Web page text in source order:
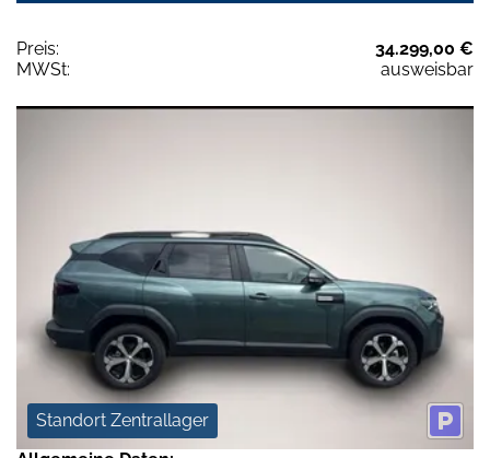
Preis:
34.299,00 €
MWSt:
ausweisbar
Standort Zentrallager